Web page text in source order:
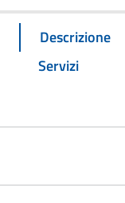
Descrizione
Servizi